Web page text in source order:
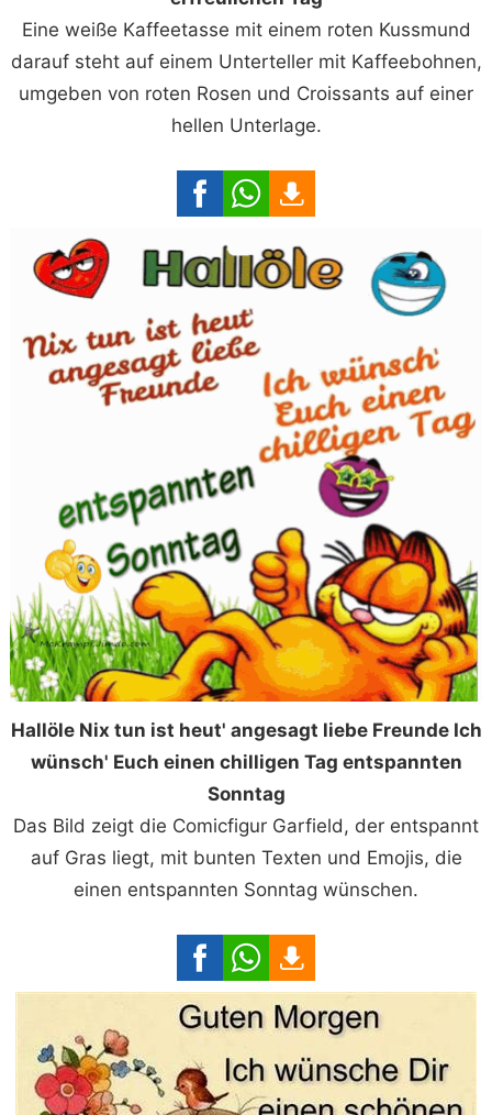
Eine weiße Kaffeetasse mit einem roten Kussmund
darauf steht auf einem Unterteller mit Kaffeebohnen,
umgeben von roten Rosen und Croissants auf einer
hellen Unterlage.
Hallöle Nix tun ist heut' angesagt liebe Freunde Ich
wünsch' Euch einen chilligen Tag entspannten
Sonntag
Das Bild zeigt die Comicfigur Garfield, der entspannt
auf Gras liegt, mit bunten Texten und Emojis, die
einen entspannten Sonntag wünschen.